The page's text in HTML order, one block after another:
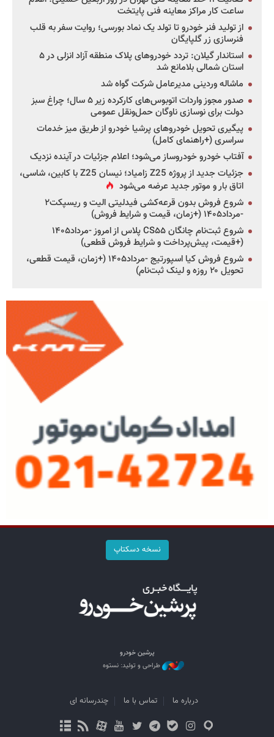
ساعت کار مراکز معاینه فنی پایتخت
از تولید فنر خودرو تا تولد یک نماد بورسی؛ روایت سفر به قلب
فنرسازی زر گلپایگان
استاندار گیلان: تردد خودروهای پلاک منطقه آزاد انزلی در ۵
استان شمالی بلامانع شد
ماشاله وردینی مدیرعامل شرکت گواه شد
صدور مجوز واردات اتوبوس‌های کارکرده زیر ۵ سال؛ چراغ سبز
دولت برای نوسازی ناوگان حمل‌ونقل عمومی
پیگیری تحویل خودروهای پرشیا خودرو از طریق میز خدمات
سراسری (+راهنمای کامل)
آفتاب خودرو خودروساز می‌شود؛ اعلام جزئیات در آینده نزدیک
جزئیات جدید از پروژه Z25 زامیاد؛ نیسان Z25 با کابین، شاسی،
اتاق بار و موتور جدید عرضه می‌شود
شروع فروش بدون قرعه‌کشی فیدلیتی الیت و ریسپکت۲
-مرداد۱۴۰۵ (+زمان، قیمت و شرایط فروش)
شروع ثبت‌نام چانگان CS۵۵ پلاس از امروز -مرداد۱۴۰۵
(+قیمت، پیش‌پرداخت و شرایط فروش قطعی)
شروع فروش کیا اسپورتیج -مرداد۱۴۰۵ (+زمان، قیمت قطعی،
تحویل ۲۰ روزه و لینک ثبت‌نام)
نسخه دسکتاپ
پرشین خودرو
طراحی و تولید: نستوه
درباره ما تماس با ما چندرسانه ای